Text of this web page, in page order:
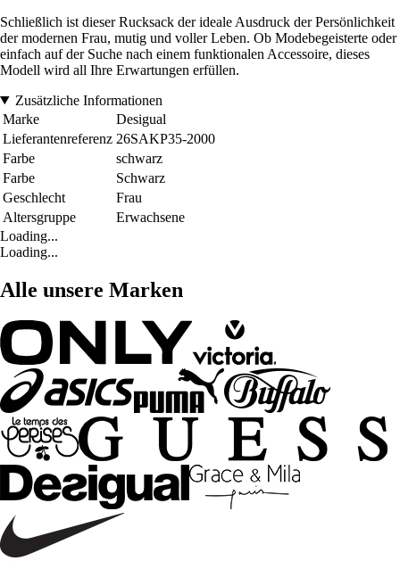
Schließlich ist dieser Rucksack der ideale Ausdruck der Persönlichkeit
der modernen Frau, mutig und voller Leben. Ob Modebegeisterte oder
einfach auf der Suche nach einem funktionalen Accessoire, dieses
Modell wird all Ihre Erwartungen erfüllen.
Zusätzliche Informationen
Marke
Desigual
Lieferantenreferenz 26SAKP35-2000
Farbe
schwarz
Farbe
Schwarz
Geschlecht
Frau
Altersgruppe
Erwachsene
Loading...
Loading...
Alle unsere Marken